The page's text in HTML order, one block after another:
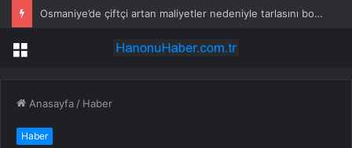
Osmaniye’de çiftçi artan maliyetler nedeniyle tarlasını boş bıraktı
Menü
Anasayfa / Haber
Haber